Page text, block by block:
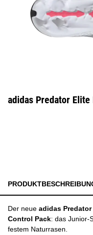
adidas Predator Elite
Der neue adidas
Control Pack: das Junior-
festem Naturrasen.